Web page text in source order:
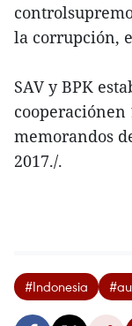
la corrupción,
SAV y BPK
cooperaciónen
memorandos
2017./.
#Indonesia